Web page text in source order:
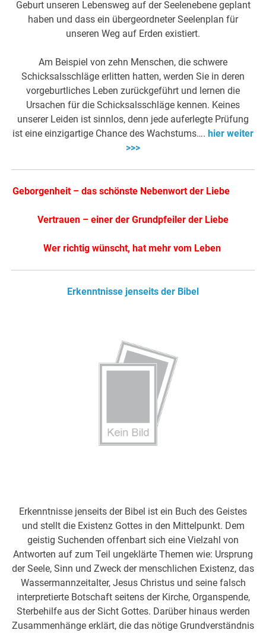
Geburt unseren Lebensweg auf der Seelenebene geplant
haben und dass ein übergeordneter Seelenplan für
unseren Weg auf Erden existiert.
Am Beispiel von zehn Menschen, die schwere
Schicksalsschläge erlitten hatten, werden Sie in deren
vorgeburtliches Leben zurückgeführt und lernen die
Ursachen für die Schicksalsschläge kennen. Keines
unserer Leiden ist sinnlos, denn jede auferlegte Prüfung
ist eine einzigartige Chance des Wachstums…. hier weiter
>>>
Geborgenheit – das schönste Nebenwort der Liebe
Vertrauen – einer der Grundpfeiler der Liebe
Wer richtig wünscht, hat mehr vom Leben
Erkenntnisse jenseits der Bibel
Erkenntnisse jenseits der Bibel ist ein Buch des Geistes
und stellt die Existenz Gottes in den Mittelpunkt. Dem
geistig Suchenden offenbart sich eine Vielzahl von
Antworten auf zum Teil ungeklärte Themen wie: Ursprung
der Seele, Sinn und Zweck der menschlichen Existenz, das
Wassermannzeitalter, Jesus Christus und seine falsch
interpretierte Botschaft seitens der Kirche, Organspende,
Sterbehilfe aus der Sicht Gottes. Darüber hinaus werden
Zusammenhänge erklärt, die das nötige Grundverständnis